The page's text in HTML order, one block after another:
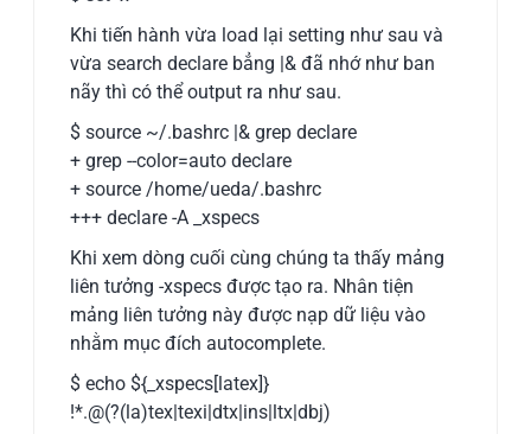
Khi tiến hành vừa load lại setting như sau và
vừa search declare bẳng |& đã nhớ như ban
nãy thì có thể output ra như sau.
$ source ~/.bashrc |& grep declare
+ grep --color=auto declare
+ source /home/ueda/.bashrc
+++ declare -A _xspecs
Khi xem dòng cuối cùng chúng ta thấy mảng
liên tưởng -xspecs được tạo ra. Nhân tiện
mảng liên tưởng này được nạp dữ liệu vào
nhằm mục đích autocomplete.
$ echo ${_xspecs[latex]}
!*.@(?(la)tex|texi|dtx|ins|ltx|dbj)